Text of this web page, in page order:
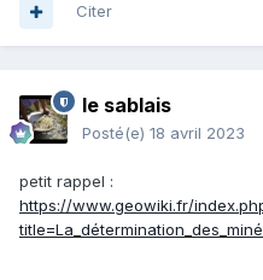
Citer
le sablais
Posté(e) 18 avril 2023
petit rappel :
https://www.geowiki.fr/